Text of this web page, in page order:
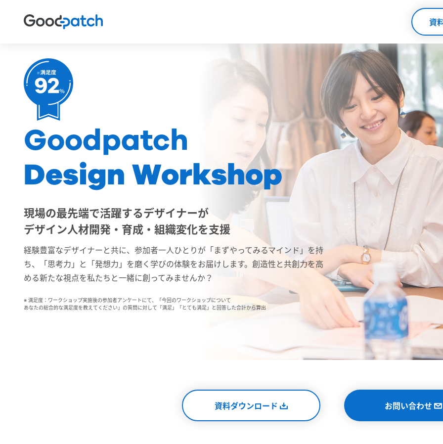
資
Goodpatch
Design Workshop
現場の最先端で活躍するデザイナーが
デザイン人材開発・育成・組織変化を支援
経験豊富なデザイナーと共に、参加者一人ひとりが「まずやってみるマインド」を持
ち、「思考力」と「発想力」を磨く学びの体験をお届けします。創造性と共創力を高
める新たな視点を私たちと一緒に創ってみませんか？
※ 満足度：ワークショップ実施後の参加者アンケートにて、「今回のワークショップについて
あなたの総合的な満足度を教えてください」の質問に対して「満足」「とても満足」と回答した合計から算出
資料ダウンロード お問い合わせ